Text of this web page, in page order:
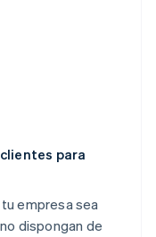
para
empresa sea
dispongan de